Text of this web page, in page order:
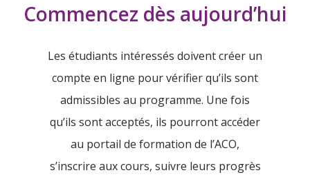
Commencez dès aujourd’hui
Les étudiants intéressés doivent créer un
compte en ligne pour vérifier qu’ils sont
admissibles au programme. Une fois
qu’ils sont acceptés, ils pourront accéder
au portail de formation de l’ACO,
s’inscrire aux cours, suivre leurs progrès